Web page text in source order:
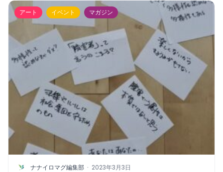
アート イベント マガジン
N ナナイロマグ編集部 · 2023年3月3日